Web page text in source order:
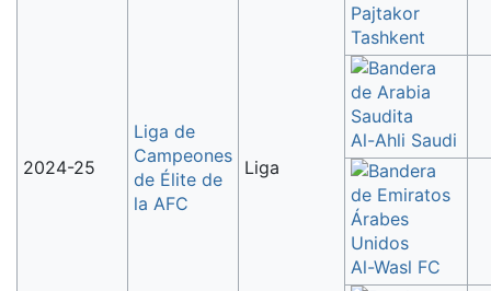
2024-25
Liga de
Campeones
de Élite de
la AFC
Liga
Pajtakor
Tashkent
Al-Ahli Saudi
Al-Wasl FC